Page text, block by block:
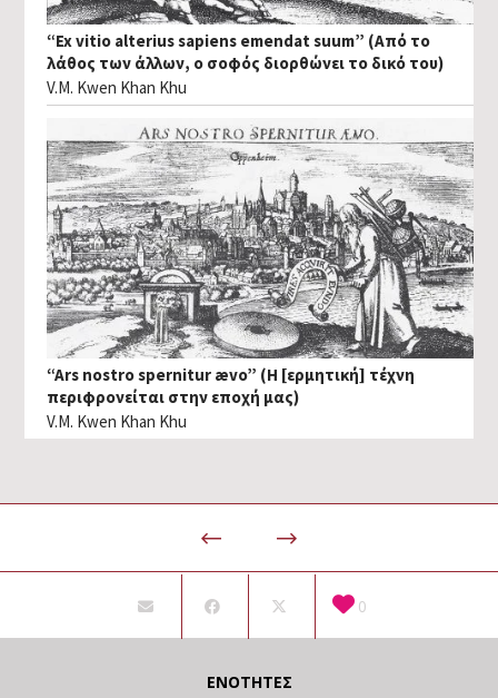
“Ex vitio alterius sapiens emendat suum” (Από το
λάθος των άλλων, ο σοφός διορθώνει το δικό του)
V.M. Kwen Khan Khu
“Ars nostro spernitur ævo” (Η [ερμητική] τέχνη
περιφρονείται στην εποχή μας)
V.M. Kwen Khan Khu
0
ΕΝΌΤΗΤΕΣ